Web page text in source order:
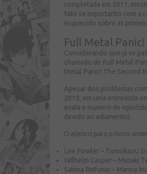
completada em 2011.
Não se importanto com a
esquecido sobre as
Full Metal Panic!
Considerando que já se
chamado de Full Metal
Metal Panic! The Second
Apesar dos problemas
2018, em uma entrevista
exata e numero de
devido ao adiamento).
O elenco para o novo
Lee Fowler – Tomokazu
Wilhelm Casper – Masaki
Sabina Refunio – Marina